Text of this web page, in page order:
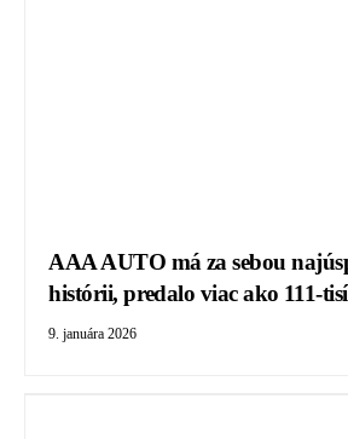
AAA AUTO má za sebou
histórii, predalo viac ako 111-
9. januára 2026